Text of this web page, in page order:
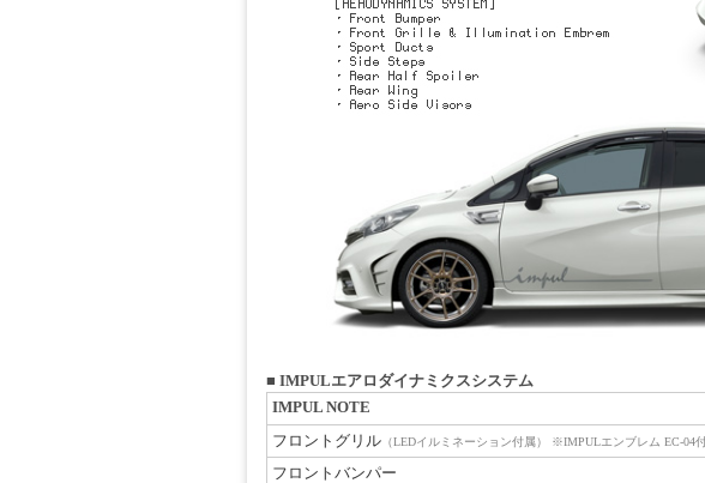
■ IMPULエアロダイナミクスシステム
IMPUL NOTE
フロントグリル （LEDイルミネーション付属） ※IMPULエンブレム EC-04
フロントバンパー